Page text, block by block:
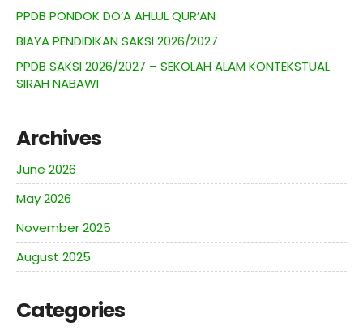
PPDB PONDOK DO’A AHLUL QUR’AN
BIAYA PENDIDIKAN SAKSI 2026/2027
PPDB SAKSI 2026/2027 – SEKOLAH ALAM KONTEKSTUAL
SIRAH NABAWI
Archives
June 2026
May 2026
November 2025
August 2025
Categories